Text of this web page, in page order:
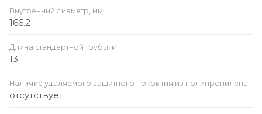
Внутренний диаметр, мм
166.2
Длина стандартной трубы, м
13
Наличие удаляемого защитного покрытия из полипропилена
отсутствует